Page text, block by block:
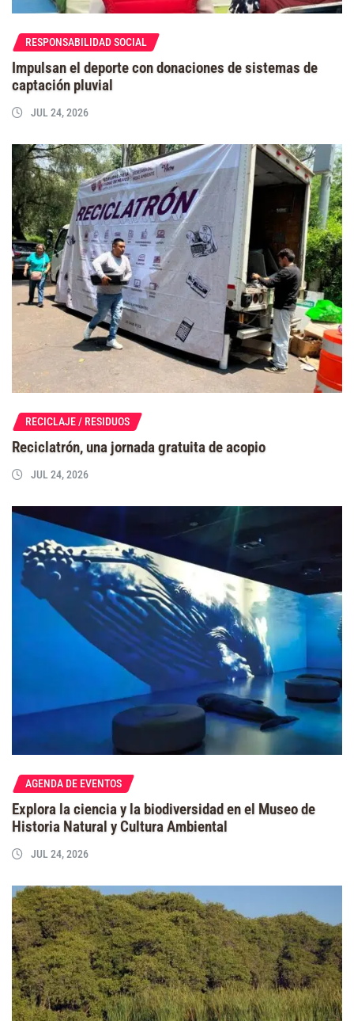
RESPONSABILIDAD SOCIAL
Impulsan el deporte con donaciones de sistemas de
captación pluvial
JUL 24, 2026
RECICLAJE / RESIDUOS
Reciclatrón, una jornada gratuita de acopio
JUL 24, 2026
AGENDA DE EVENTOS
Explora la ciencia y la biodiversidad en el Museo de
Historia Natural y Cultura Ambiental
JUL 24, 2026